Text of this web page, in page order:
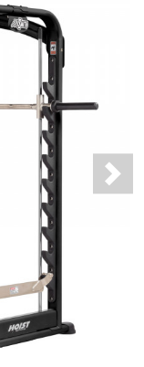
Next